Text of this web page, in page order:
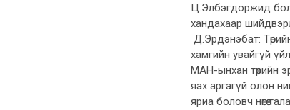
Ц.Элбэгдоржид
хандахаар
Д.Эрдэнэбат:
хамгийн увайгүй
МАН-ынхан төрийн
яах аргагүй олон
яриа боловч нөгөө